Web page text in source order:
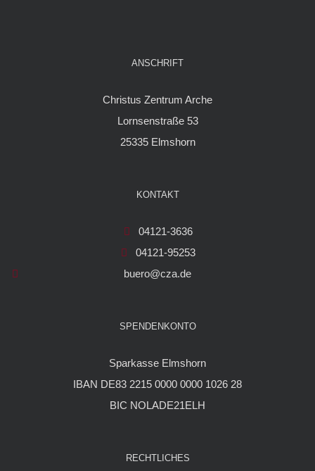
ANSCHRIFT
Christus Zentrum Arche
Lornsenstraße 53
25335 Elmshorn
KONTAKT
04121-3636
04121-95253
buero@cza.de
SPENDENKONTO
Sparkasse Elmshorn
IBAN DE83 2215 0000 0000 1026 28
BIC NOLADE21ELH
RECHTLICHES